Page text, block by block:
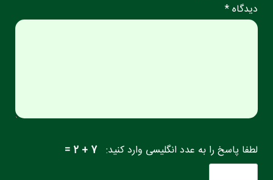
دیدگاه *
لطفا پاسخ را به عدد انگلیسی وارد کنید: 7 + 2 =